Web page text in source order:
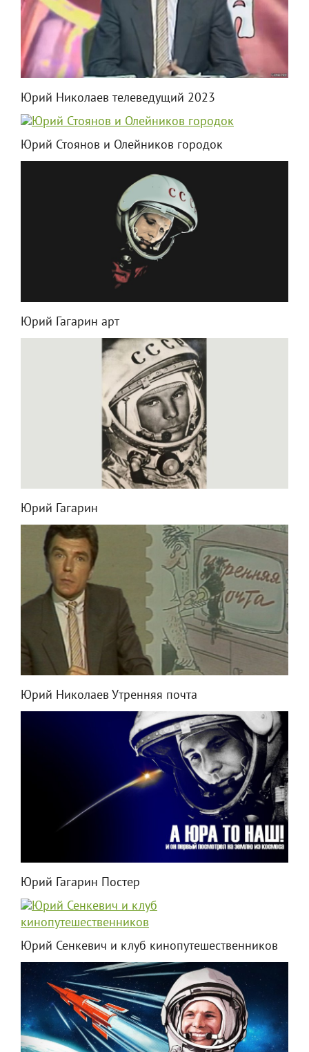
Юрий Николаев телеведущий 2023
Юрий Стоянов и Олейников городок
Юрий Гагарин арт
Юрий Гагарин
Юрий Николаев Утренняя почта
Юрий Гагарин Постер
Юрий Сенкевич и клуб кинопутешественников